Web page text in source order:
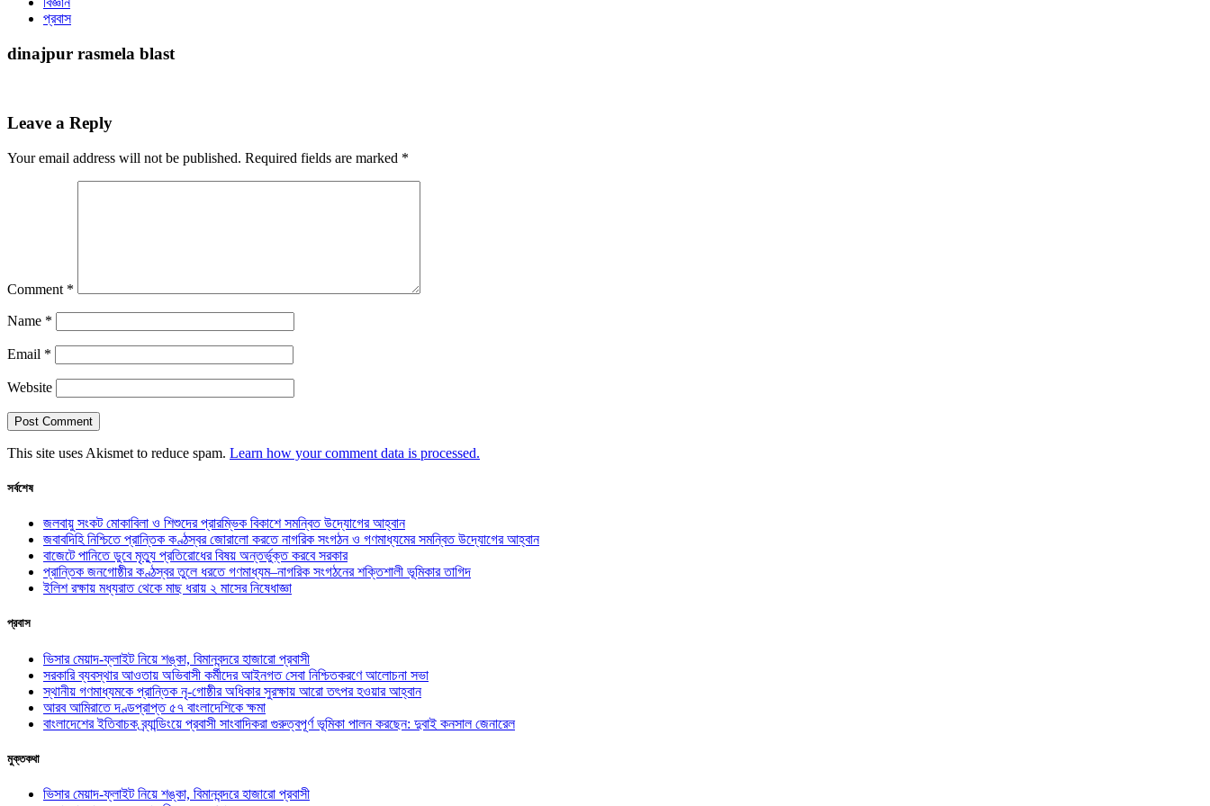
প্রবাস
dinajpur rasmela blast
Leave a Reply
Your email address will not be published. Required fields are marked *
Comment *
Name *
Email *
Website
This site uses Akismet to reduce spam. Learn how your comment data is processed.
সর্বশেষ
জলবায়ু সংকট মোকাবিলা ও শিশুদের প্রারম্ভিক বিকাশে সমন্বিত উদ্যোগের আহ্বান
জবাবদিহি নিশ্চিতে প্রান্তিক কণ্ঠস্বর জোরালো করতে নাগরিক সংগঠন ও গণমাধ্যমের সমন্বিত উদ্যোগের আহ্বান
বাজেটে পানিতে ডুবে মৃত্যু প্রতিরোধের বিষয় অন্তর্ভুক্ত করবে সরকার
প্রান্তিক জনগোষ্ঠীর কণ্ঠস্বর তুলে ধরতে গণমাধ্যম–নাগরিক সংগঠনের শক্তিশালী ভূমিকার তাগিদ
ইলিশ রক্ষায় মধ্যরাত থেকে মাছ ধরায় ২ মাসের নিষেধাজ্ঞা
প্রবাস
ভিসার মেয়াদ-ফ্লাইট নিয়ে শঙ্কা, বিমানবন্দরে হাজারো প্রবাসী
সরকারি ব্যবস্থার আওতায় অভিবাসী কর্মীদের আইনগত সেবা নিশ্চিতকরণে আলোচনা সভা
স্থানীয় গণমাধ্যমকে প্রান্তিক নৃ-গোষ্ঠীর অধিকার সুরক্ষায় আরো তৎপর হওয়ার আহ্বান
আরব আমিরাতে দণ্ডপ্রাপ্ত ৫৭ বাংলাদেশিকে ক্ষমা
বাংলাদেশের ইতিবাচক ব্র্যান্ডিংয়ে প্রবাসী সাংবাদিকরা গুরুত্বপূর্ণ ভূমিকা পালন করছেন: দুবাই কনসাল জেনারেল
মুক্তকথা
ভিসার মেয়াদ-ফ্লাইট নিয়ে শঙ্কা, বিমানবন্দরে হাজারো প্রবাসী